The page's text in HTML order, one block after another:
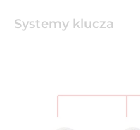
Systemy klucza